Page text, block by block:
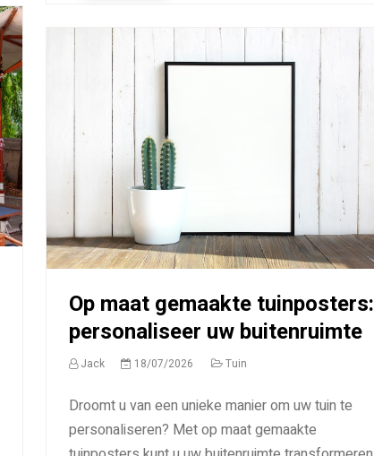
Op maat gemaakte tuinposters:
personaliseer uw buitenruimte
Jack 18/07/2026 Tuin
Droomt u van een unieke manier om uw tuin te
personaliseren? Met op maat gemaakte